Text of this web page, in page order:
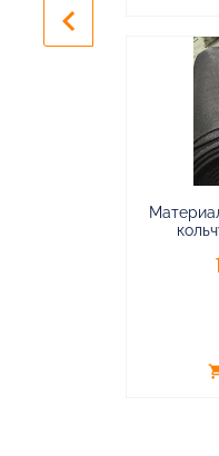
keyboard_arrow_left